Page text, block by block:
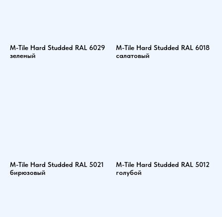
M-Tile Hard Studded RAL 6029
зеленый
M-Tile Hard Studded RAL 6018
салатовый
M-Tile Hard Studded RAL 5021
бирюзовый
M-Tile Hard Studded RAL 5012
голубой